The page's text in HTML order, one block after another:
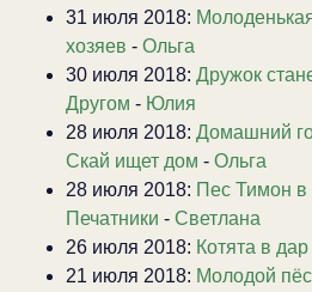
31 июля 2018:
хозяев - Ольга
30 июля 2018: Дружок
Другом - Юлия
28 июля 2018: Домашний
Скай ищет дом - Ольга
28 июля 2018: Пес Тимон
Печатники - Светлана
26 июля 2018: Котята в дар
21 июля 2018: Молодой